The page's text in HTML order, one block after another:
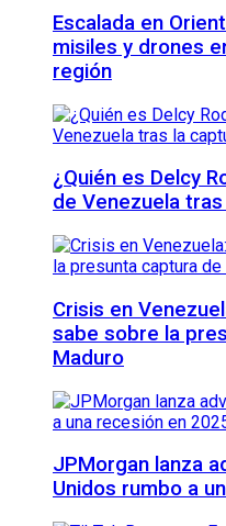
Escalada en
misiles y drones
región
¿Quién es Delcy
de Venezuela
Crisis en
sabe sobre la
Maduro
JPMorgan lanza
Unidos rumbo a